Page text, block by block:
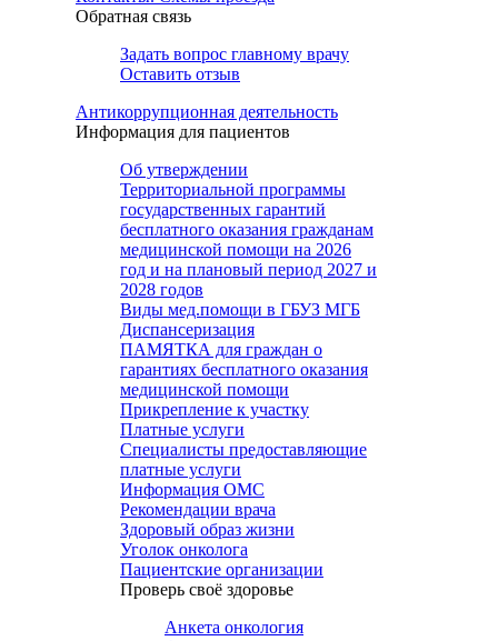
Обратная связь
Задать вопрос главному врачу
Оставить отзыв
Антикоррупционная деятельность
Информация для пациентов
Об утверждении
Территориальной программы
государственных гарантий
бесплатного оказания гражданам
медицинской помощи на 2026
год и на плановый период 2027 и
2028 годов
Виды мед.помощи в ГБУЗ МГБ
Диспансеризация
ПАМЯТКА для граждан о
гарантиях бесплатного оказания
медицинской помощи
Прикрепление к участку
Платные услуги
Специалисты предоставляющие
платные услуги
Информация ОМС
Рекомендации врача
Здоровый образ жизни
Уголок онколога
Пациентские организации
Проверь своё здоровье
Анкета онкология